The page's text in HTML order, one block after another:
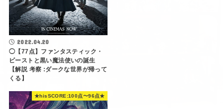
2022.04.20
◯【77点】ファンタスティック・
ビーストと黒い魔法使いの誕生
【解説 考察 :ダークな世界が帰って
くる】
★hisSCORE:100点〜96点★